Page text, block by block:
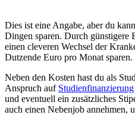
Dies ist eine Angabe, aber du
Dingen sparen. Durch günstigere
einen cleveren Wechsel der
Dutzende Euro pro Monat sparen.
Neben den Kosten hast du als
Anspruch auf Studienfinanzierung
und eventuell ein zusätzliches
auch einen Nebenjob annehmen,